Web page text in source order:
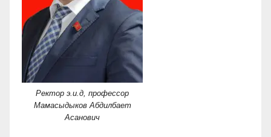
Ректор э.и.д, профессор
Мамасыдыков Абдилбает
Асанович